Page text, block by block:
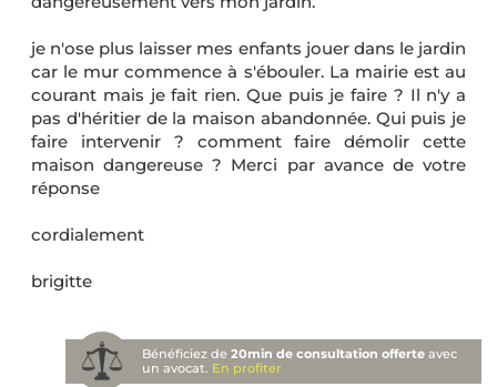
je n'ose plus laisser mes enfants jouer dans le jardin
car le mur commence à s'ébouler. La mairie est au
courant mais je fait rien. Que puis je faire ? Il n'y a
pas d'héritier de la maison abandonnée. Qui puis je
faire intervenir ? comment faire démolir cette
maison dangereuse ? Merci par avance de votre
réponse
cordialement
brigitte
Bénéficiez de20min de consultation offerte avec
un avocat. En profiter